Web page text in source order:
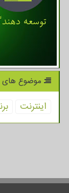
موضوع های
اینترنت